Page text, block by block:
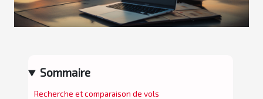
Sommaire
Recherche et comparaison de vols